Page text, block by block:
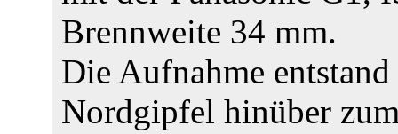
Brennweite 34 mm.
Die Aufnahme
Nordgipfel hinüber